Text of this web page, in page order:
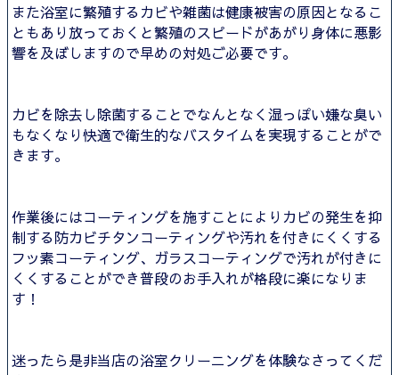
また浴室に繁殖するカビや雑菌は健康被害の原因となるこ
ともあり放っておくと繁殖のスピードがあがり身体に悪影
響を及ぼしますので早めの対処ご必要です。
カビを除去し除菌することでなんとなく湿っぽい嫌な臭い
もなくなり快適で衛生的なバスタイムを実現することがで
きます。
作業後にはコーティングを施すことによりカビの発生を抑
制する防カビチタンコーティングや汚れを付きにくくする
フッ素コーティング、ガラスコーティングで汚れが付きに
くくすることができ普段のお手入れが格段に楽になりま
す！
迷ったら是非当店の浴室クリーニングを体験なさってくだ